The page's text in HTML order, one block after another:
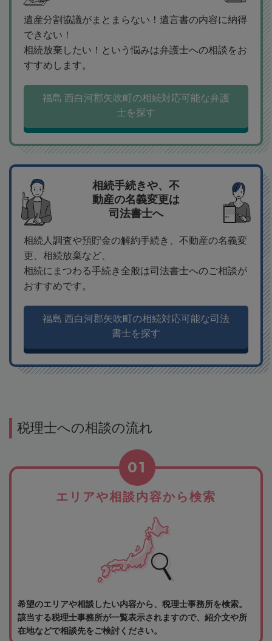
遺産分割協議がまとまらない！遺言書の内容に納得
できない！
相続放棄したい！という悩みは弁護士への相談をお
すすめします。
福島 西白河郡矢吹町の相続対応可能な弁護
士を探す
相続手続きや、不
動産の名義変更は
司法書士へ
相続人調査や預貯金の解約手続き、不動産の名義変
更、相続放棄など、
相続にまつわる手続き全般は司法書士へのご相談が
おすすめです。
福島 西白河郡矢吹町の相続対応可能な司法
書士を探す
税理士への相談の流れ
エリアや相談内容から検索
01
希望のエリアや相談したい内容から、税理士事務所を検索。
該当する税理士事務所が一覧表示されますので、紹介文や所
在地などで相談先をご検討ください。